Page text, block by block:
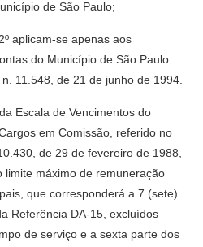
de São Paulo;
aplicam-se apenas aos
do Município de São Paulo
11.548, de 21 de junho de 1994.
Escala de Vencimentos do
em Comissão, referido no
de 29 de fevereiro de 1988,
limite máximo de remuneração
que corresponderá a 7 (sete)
Referência DA-15, excluídos
de serviço e a sexta parte dos